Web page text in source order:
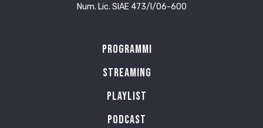
Num. Lic. SIAE 473/I/06-600
Programmi
Streaming
Playlist
PODCAST